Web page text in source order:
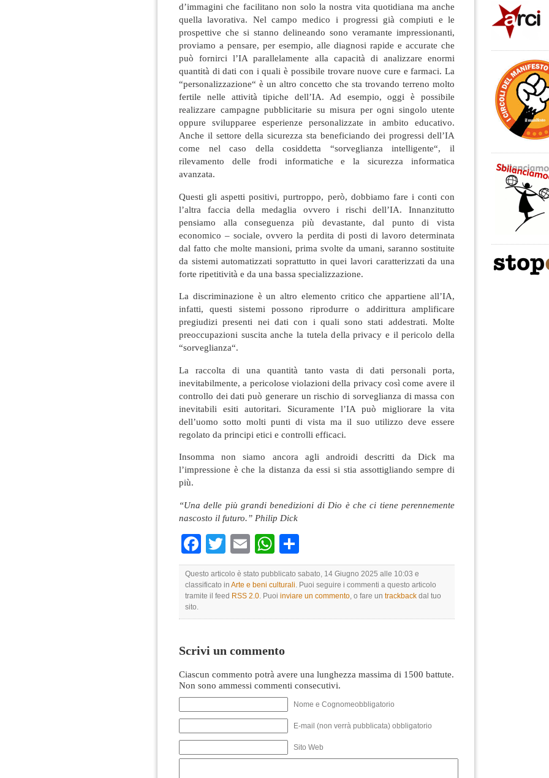
d’immagini che facilitano non solo la nostra vita quotidiana ma anche
quella lavorativa. Nel campo medico i progressi già compiuti e le
prospettive che si stanno delineando sono veramante impressionanti,
proviamo a pensare, per esempio, alle diagnosi rapide e accurate che
può fornirci l’IA parallelamente alla capacità di analizzare enormi
quantità di dati con i quali è possibile trovare nuove cure e farmaci. La
“personalizzazione“ è un altro concetto che sta trovando terreno molto
fertile nelle attività tipiche dell’IA. Ad esempio, oggi è possibile
realizzare campagne pubblicitarie su misura per ogni singolo utente
oppure svilupparee esperienze personalizzate in ambito educativo.
Anche il settore della sicurezza sta beneficiando dei progressi dell’IA
come nel caso della cosiddetta “sorveglianza intelligente“, il
rilevamento delle frodi informatiche e la sicurezza informatica
avanzata.
Questi gli aspetti positivi, purtroppo, però, dobbiamo fare i conti con
l’altra faccia della medaglia ovvero i rischi dell’IA. Innanzitutto
pensiamo alla conseguenza più devastante, dal punto di vista
economico – sociale, ovvero la perdita di posti di lavoro determinata
dal fatto che molte mansioni, prima svolte da umani, saranno sostituite
da sistemi automatizzati soprattutto in quei lavori caratterizzati da una
forte ripetitività e da una bassa specializzazione.
La discriminazione è un altro elemento critico che appartiene all’IA,
infatti, questi sistemi possono riprodurre o addirittura amplificare
pregiudizi presenti nei dati con i quali sono stati addestrati. Molte
preoccupazioni suscita anche la tutela della privacy e il pericolo della
“sorveglianza“.
La raccolta di una quantità tanto vasta di dati personali porta,
inevitabilmente, a pericolose violazioni della privacy così come avere il
controllo dei dati può generare un rischio di sorveglianza di massa con
inevitabili esiti autoritari. Sicuramente l’IA può migliorare la vita
dell’uomo sotto molti punti di vista ma il suo utilizzo deve essere
regolato da principi etici e controlli efficaci.
Insomma non siamo ancora agli androidi descritti da Dick ma
l’impressione è che la distanza da essi si stia assottigliando sempre di
più.
“Una delle più grandi benedizioni di Dio è che ci tiene perennemente
nascosto il futuro.” Philip Dick
Facebook
TwitterEmailWhatsApp
Questo articolo è stato pubblicato sabato, 14 Giugno 2025 alle 10:03 e
classificato in Arte e beni culturali . Puoi seguire i commenti a questo articolo
tramite il feed RSS 2.0 . Puoi inviare un commento , o fare un trackback dal tuo
sito.
Scrivi un commento
Ciascun commento potrà avere una lunghezza massima di 1500 battute.
Non sono ammessi commenti consecutivi.
Nome e Cognomeobbligatorio
E-mail (non verrà pubblicata) obbligatorio
Sito Web